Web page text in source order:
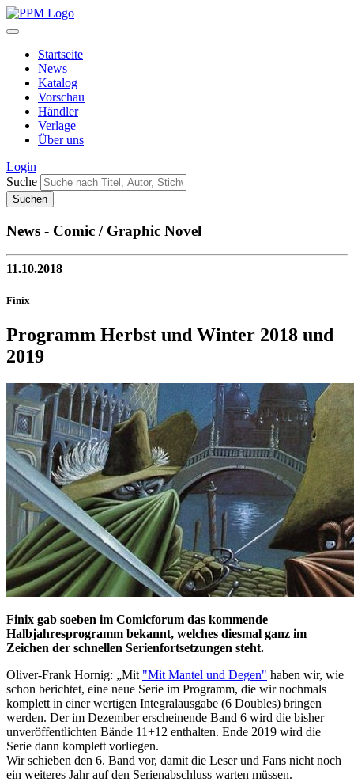
Startseite
News
Katalog
Vorschau
Händler
Verlage
Über uns
Login
Suche
News - Comic / Graphic Novel
11.10.2018
Finix
Programm Herbst und Winter 2018 und
2019
Finix gab soeben im Comicforum das kommende
Halbjahresprogramm bekannt, welches diesmal ganz im
Zeichen der schnellen Serienfortsetzungen steht.
Oliver-Frank Hornig: „Mit "Mit Mantel und Degen" haben wir, wie
schon berichtet, eine neue Serie im Programm, die wir nochmals
komplett in einer wertigen Integralausgabe (6 Doubles) bringen
werden. Der im Dezember erscheinende Band 6 wird die bisher
unveröffentlichten Bände 11+12 enthalten. Ende 2019 wird die
Serie dann komplett vorliegen.
Wir schieben den 6. Band vor, damit die Leser und Fans nicht noch
ein weiteres Jahr auf den Serienabschluss warten müssen.